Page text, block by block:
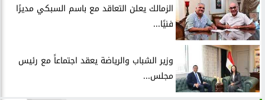
الزمالك يعلن التعاقد مع باسم السبكي مديرًا
فنيًا...
وزير الشباب والرياضة يعقد اجتماعاً مع رئيس
مجلس...